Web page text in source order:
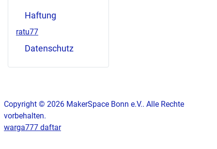
Haftung
ratu77
Datenschutz
Copyright © 2026 MakerSpace Bonn e.V.. Alle Rechte
vorbehalten.
warga777 daftar